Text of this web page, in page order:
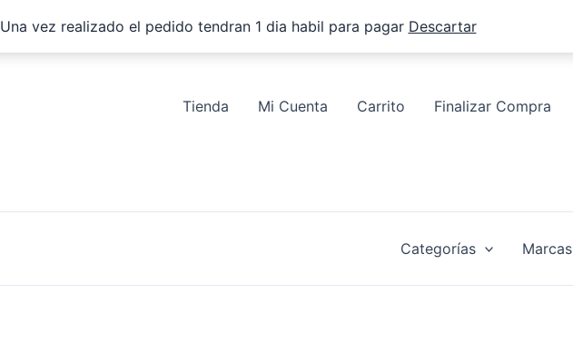
Una vez realizado el pedido tendran 1 dia habil para pagar Descartar
Tienda Mi Cuenta Carrito Finalizar Compra
Categorías Marcas